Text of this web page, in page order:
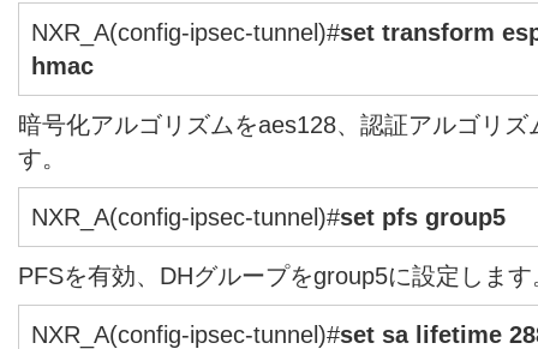
NXR_A(config-ipsec-tunnel)#set transform
hmac
暗号化アルゴリズムをaes128、認証アルゴリ
す。
NXR_A(config-ipsec-tunnel)#set pfs group5
PFSを有効、DHグループをgroup5に設定します
NXR_A(config-ipsec-tunnel)#set sa lifetime